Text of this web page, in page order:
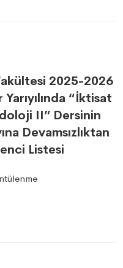
2025-2026
“İktisat
II” Dersinin
Devamsızlıktan
Listesi